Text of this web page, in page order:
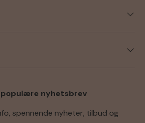
nyhetsbrev
spennende nyheter, tilbud og